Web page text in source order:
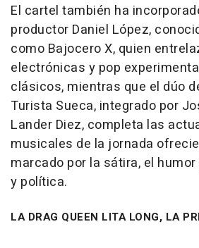
El cartel también ha
productor Daniel López,
como Bajocero X, quien
electrónicas y pop
clásicos, mientras que el dúo
Turista Sueca, integrado por
Lander Diez, completa las
musicales de la jornada
marcado por la sátira, el
y política.
LA DRAG QUEEN LITA LONG, LA